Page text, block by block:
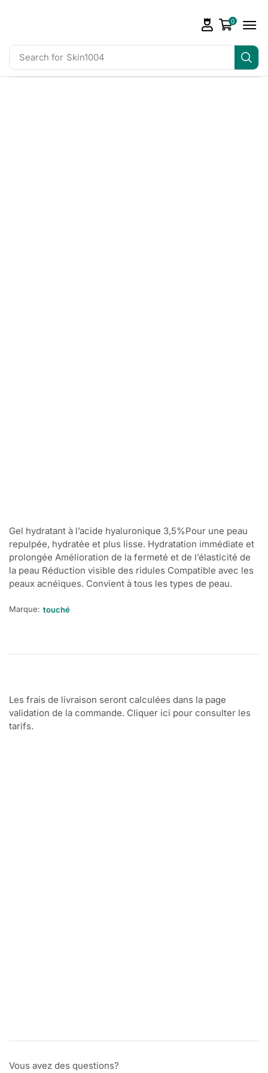
Search for Skin1004
0
Gel hydratant à l’acide hyaluronique 3,5%Pour une peau
repulpée, hydratée et plus lisse. Hydratation immédiate et
prolongée Amélioration de la fermeté et de l’élasticité de
la peau Réduction visible des ridules Compatible avec les
peaux acnéiques. Convient à tous les types de peau.
Marque: touché
Les frais de livraison seront calculées dans la page
validation de la commande. Cliquer ici pour consulter les
tarifs.
Vous avez des questions?